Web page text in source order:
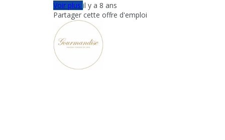
Voir plusil y a 8 ans
Partager cette offre d'emploi